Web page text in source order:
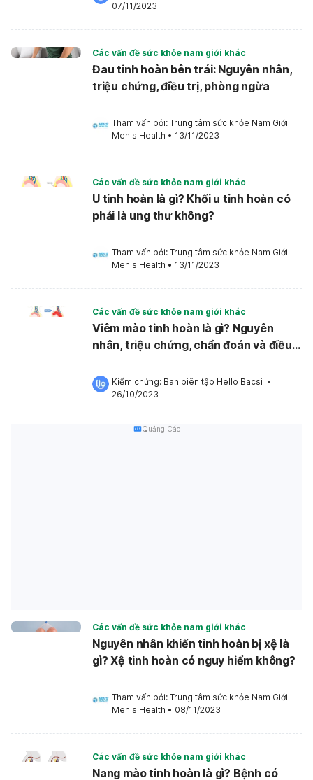
07/11/2023
Các vấn đề sức khỏe nam giới khác
Đau tinh hoàn bên trái: Nguyên nhân,
triệu chứng, điều trị, phòng ngừa
Tham vấn bởi: Trung tâm sức khỏe Nam Giới
Men's Health • 13/11/2023
Các vấn đề sức khỏe nam giới khác
U tinh hoàn là gì? Khối u tinh hoàn có
phải là ung thư không?
Tham vấn bởi: Trung tâm sức khỏe Nam Giới
Men's Health • 13/11/2023
Các vấn đề sức khỏe nam giới khác
Viêm mào tinh hoàn là gì? Nguyên
nhân, triệu chứng, chẩn đoán và điều
Kiểm chứng: Ban biên tập Hello Bacsi •
26/10/2023
Quảng Cáo
Các vấn đề sức khỏe nam giới khác
Nguyên nhân khiến tinh hoàn bị xệ là
gì? Xệ tinh hoàn có nguy hiểm không?
Tham vấn bởi: Trung tâm sức khỏe Nam Giới
Men's Health • 08/11/2023
Các vấn đề sức khỏe nam giới khác
Nang mào tinh hoàn là gì? Bệnh có